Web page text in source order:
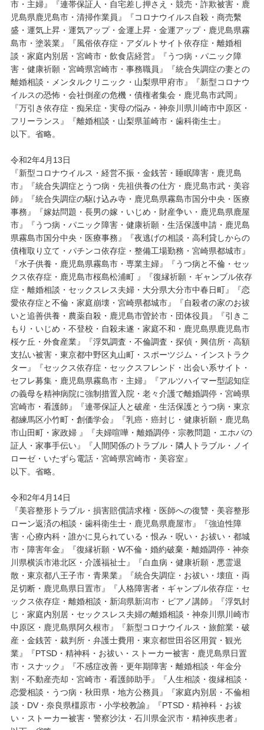
市・主婦』『連帯保証人・自宅差し押さえ・競売・詐欺被害・鹿
児島県鹿児島市・清掃作業員』『コロナウイルス自殺・商売繫
盛・運気上昇・運気アップ・金運上昇・金運アップ・鹿児島県霧
島市・塗装業』『風俗依存症・アダルトサイト依存症・離婚相
談・家庭内別居・宮崎市・飲食店経営』『うつ病・パニック障
害・健康祈願・宮崎県宮崎市・事務職員』『統合失調症の妻との
離婚相談・メンタルクリニック・山梨県甲府市』『新型コロナウ
イルスの恐怖・会社倒産の危機・債権者集会・鹿児島市武岡』
『万引き依存症・痴呆症・実母の悩み・神奈川県川崎市中原区・
フリーランス』『離婚相談・山梨県韮崎市・歯科衛生士』
以下。省略。
令和2年4月13日
『新型コロナウイルス・経営不振・金銭苦・睡眠障害・鹿児島
市』『統合失調症とうつ病・先祖供養の仕方・鹿児島市武・美容
師』『統合失調症の駆け込み寺・鹿児島県霧島市国分中央・医療
事務』『嫁姑問題・長男の嫁・いじめ・財産争い・鹿児島県鹿屋
市』『うつ病・パニック障害・健康祈願・生活保護申請・鹿児島
県霧島市国分中央・医療事務』『夜逃げの相談・高利貸しからの
債権取り立て・パチンコ依存症・整備工場勤務・宮崎県都城市』
『水子供養・鹿児島県霧島市・専業主婦』『うつ病と不倫・セッ
クス依存症・鹿児島市桜島松浦町 』『復縁祈願・ギャンブル依存
症・離婚相談・セックスレス夫婦・大分県大分市中春日町』『恋
愛依存症と不倫・家庭崩壊・宮崎県都城市』『自殺者の家のお祓
いと追善供養・農薬自殺・鹿児島市曽於市・団体役員』『引きこ
もり・いじめ・不登校・自殺未遂・家庭不和・鹿児島県鹿児島市
桜ケ丘・外食産業』『浮気調査・不倫調査・探偵・興信所・高額
支払い被害・東京都中野区丸山町・スポーツジム・インストラク
ター』『セックス依存症・セックスフレンド・出会い系サイト・
セフレ募集・鹿児島県霧島市・主婦』『アルツハイマー型認知症
の義母を精神病院に強制措置入院・老々介護で離婚調停・宮崎県
宮崎市・看護師』『連帯保証人と破産・生活保護とうつ病・東京
都練馬区小竹町・創価学会』『乳癌・癌封じ・健康祈願・鹿児島
市山田町・家政婦 』『夫婦喧嘩・離婚調停・宗教問題・エホバの
証人・家事手伝い』『人間関係のトラブル・隣人トラブル・ノイ
ローゼ・いたずら電話・宮崎県宮崎市・美容室』
以下。省略。
令和2年4月14日
『美容整形トラブル・損害賠償請求権・医師への復讐・美容整形
ローン返済の相談・歯科衛生士・鹿児島県鹿屋市』『強迫性障
害・心療内科・誰かに見られている・恨み・呪い・お祓い・都城
市・障害年金』『復縁祈願・W不倫・婚約破棄・離婚調停・神奈
川県横浜市港北区・介護福祉士』『白血病・健康祈願・悪霊退
散・東京都八王子市・青果業』『統合失調症・お祓い・壊疽・両
足切断・鹿児島県日置市』『人格障害者・ギャンブル依存症・セ
ックス依存症・離婚相談・新潟県新潟市・ピアノ講師』『浮気封
じ・家庭内別居・セックスレス夫婦の離婚相談・神奈川県川崎市
中原区・鹿児島県阿久根市』『新型コロナウイルス・旅館業・破
産・金銭苦・裁判所・弁護士費用・東京都世田谷区用賀・観光
業』『PTSD・精神科・お祓い・ストーカー被害・鹿児島県日置
市・スナック』『不感症改善・更年期障害・離婚相談・年金分
割・不動産売却・宮崎市・看護師助手』『人生相談・復縁相談・
恋愛相談・うつ病・秋田県・地方公務員』『家庭内別居・不倫相
談・DV・奈良県橿原市・小学校教諭』『PTSD・精神科・お祓
い・ストーカー被害・警察沙汰・石川県金沢市・精神疾患者』